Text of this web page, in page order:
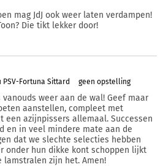
mag JdJ ook weer laten verdampen!
Die tikt lekker door!
Fortuna Sittard geen opstelling
weer aan de wal! Geef maar
aanstellen, compleet met
een azijnpissers allemaal. Successen
en in veel mindere mate aan de
dat we slechte selecties hebben
onder hun dikke kont schoppen lijkt
lamstralen zijn het. Amen!